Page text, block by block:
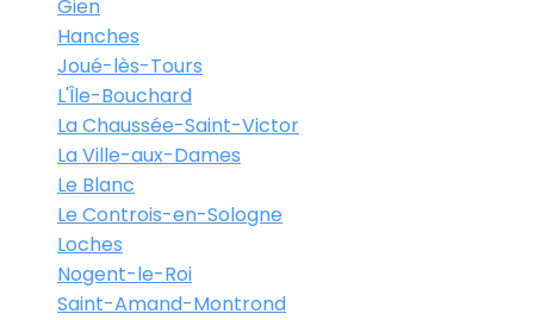
Gien
Hanches
Joué-lès-Tours
L'Île-Bouchard
La Chaussée-Saint-Victor
La Ville-aux-Dames
Le Blanc
Le Controis-en-Sologne
Loches
Nogent-le-Roi
Saint-Amand-Montrond